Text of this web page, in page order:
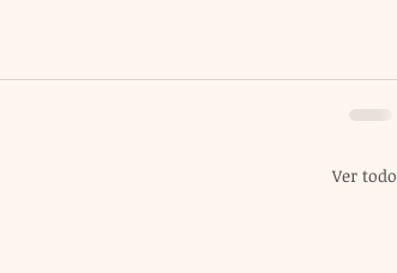
Ver todo